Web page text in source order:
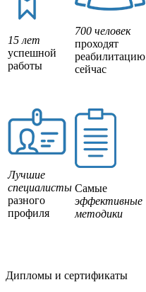
15 лет
успешной
работы
700 человек
проходят
реабилитацию
сейчас
Лучшие
специалисты
разного
профиля
Самые
эффективные
методики
Дипломы и сертификаты